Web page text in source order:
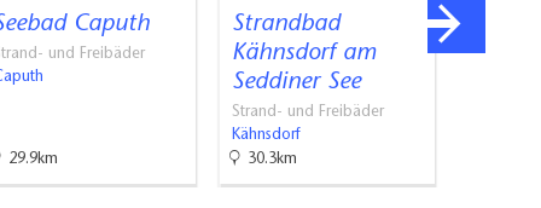
Caputh
und Freibäder
29.9km
Strandbad
Kähnsdorf am
Seddiner See
Strand- und Freibäder
Kähnsdorf
30.3km